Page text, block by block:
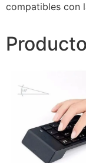
compatibles con